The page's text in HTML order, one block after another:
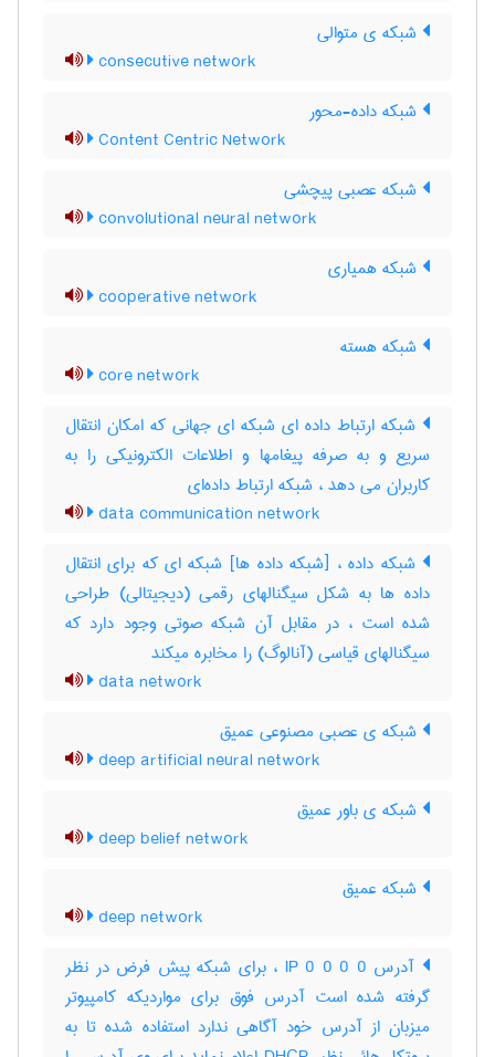
شبکه ی متوالی
consecutive network
شبکه داده-محور
Content Centric Network
شبکه عصبی پیچشی
convolutional neural network
شبکه همیاری
cooperative network
شبکه هسته
core network
شبکه ارتباط داده ای شبکه ای جهانی که امکان انتقال
سریع و به صرفه پیغامها و اطلاعات الکترونیکی را به
کاربران می دهد ، شبکه ارتباط داده‌ای
data communication network
شبکه داده ، [شبکه داده ها] شبکه ای که برای انتقال
داده ها به شکل سیگنالهای رقمی (دیجیتالی) طراحی
شده است ، در مقابل آن شبکه صوتی وجود دارد که
سیگنالهای قیاسی (آنالوگ) را مخابره میکند
data network
شبکه ی عصبی مصنوعی عمیق
deep artificial neural network
شبکه ی باور عمیق
deep belief network
شبکه عمیق
deep network
آدرس IP 0 0 0 0 ، برای شبکه پیش فرض در نظر
گرفته شده است آدرس فوق برای مواردیکه کامپیوتر
میزبان از آدرس خود آگاهی ندارد استفاده شده تا به